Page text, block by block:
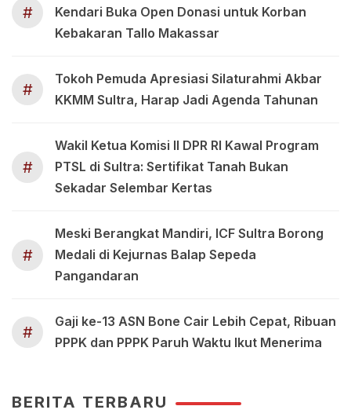
#
Kendari Buka Open Donasi untuk Korban
Kebakaran Tallo Makassar
#
Tokoh Pemuda Apresiasi Silaturahmi Akbar
KKMM Sultra, Harap Jadi Agenda Tahunan
#
Wakil Ketua Komisi II DPR RI Kawal Program
PTSL di Sultra: Sertifikat Tanah Bukan
Sekadar Selembar Kertas
#
Meski Berangkat Mandiri, ICF Sultra Borong
Medali di Kejurnas Balap Sepeda
Pangandaran
#
Gaji ke-13 ASN Bone Cair Lebih Cepat, Ribuan
PPPK dan PPPK Paruh Waktu Ikut Menerima
BERITA TERBARU